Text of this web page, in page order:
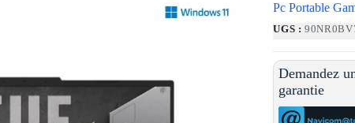
Pc Portable
UGS :
Demandez
garantie